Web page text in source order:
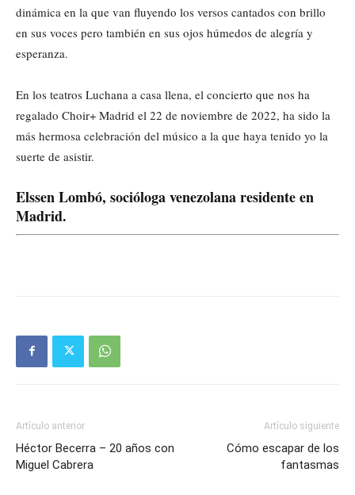
dinámica en la que van fluyendo los versos cantados con brillo
en sus voces pero también en sus ojos húmedos de alegría y
esperanza.
En los teatros Luchana a casa llena, el concierto que nos ha
regalado Choir+ Madrid el 22 de noviembre de 2022, ha sido la
más hermosa celebración del músico a la que haya tenido yo la
suerte de asistir.
Elssen Lombó, socióloga venezolana residente en
Madrid.
Artículo anterior
Héctor Becerra – 20 años con
Miguel Cabrera
Artículo siguiente
Cómo escapar de los
fantasmas